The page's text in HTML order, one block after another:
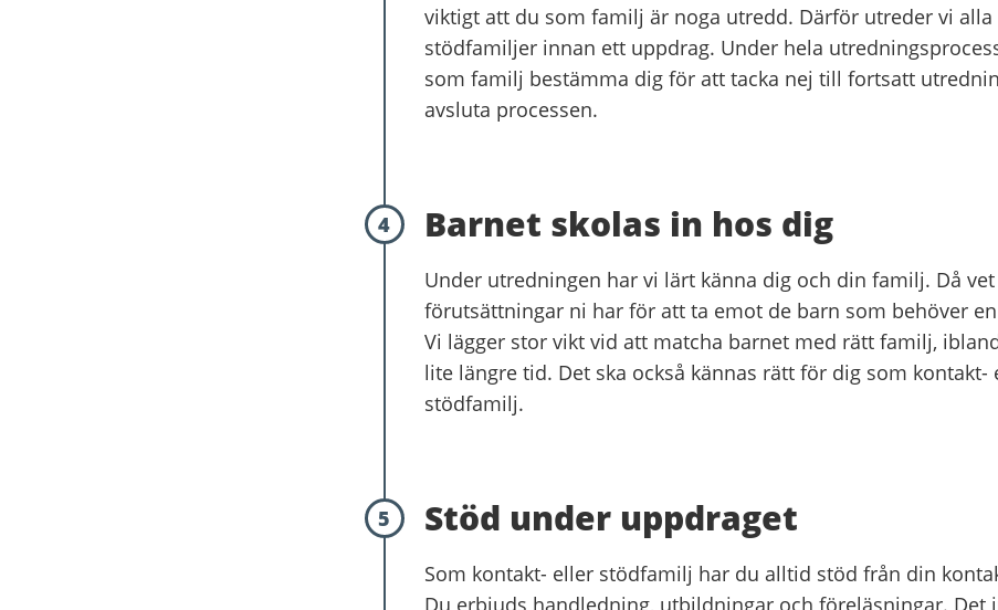
viktigt att du som familj är noga utredd. Därför utreder vi alla
stödfamiljer innan ett uppdrag. Under hela
som familj bestämma dig för att tacka nej till fortsatt
avsluta processen.
4 Barnet skolas in hos dig
Under utredningen har vi lärt känna dig och din familj. Då
förutsättningar ni har för att ta emot de barn som behöver
Vi lägger stor vikt vid att matcha barnet med rätt familj,
lite längre tid. Det ska också kännas rätt för dig som kontakt-
stödfamilj.
5 Stöd under uppdraget
Som kontakt- eller stödfamilj har du alltid stöd från din
Du erbjuds handledning, utbildningar och föreläsningar. Det